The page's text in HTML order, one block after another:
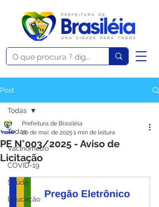
Post
Todas
Vacinômetro
COVID-19
Saúde
Educação
Todas
PE N°003/2025 - Aviso de
Licitação
Prefeitura de Brasiléia
20 de mai. de 2025 1 min de leitura